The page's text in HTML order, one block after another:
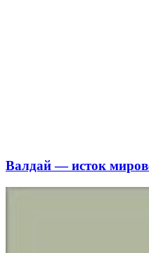
Валдай — исток